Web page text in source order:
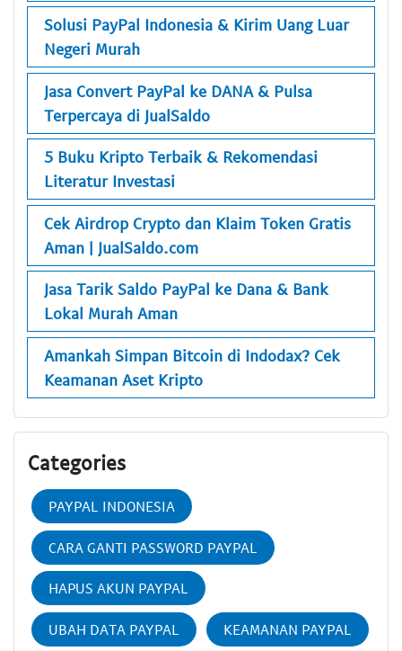
Solusi PayPal Indonesia & Kirim Uang Luar
Negeri Murah
Jasa Convert PayPal ke DANA & Pulsa
Terpercaya di JualSaldo
5 Buku Kripto Terbaik & Rekomendasi
Literatur Investasi
Cek Airdrop Crypto dan Klaim Token Gratis
Aman | JualSaldo.com
Jasa Tarik Saldo PayPal ke Dana & Bank
Lokal Murah Aman
Amankah Simpan Bitcoin di Indodax? Cek
Keamanan Aset Kripto
Categories
PAYPAL INDONESIA
CARA GANTI PASSWORD PAYPAL
HAPUS AKUN PAYPAL
UBAH DATA PAYPAL KEAMANAN PAYPAL